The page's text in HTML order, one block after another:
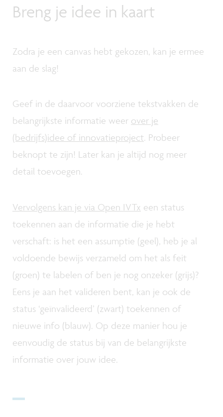
Breng je idee in kaart
Zodra je een canvas hebt gekozen, kan je ermee
aan de slag!
Geef in de daarvoor voorziene tekstvakken de
belangrijkste informatie weer over je
(bedrijfs)idee of innovatieproject. Probeer
beknopt te zijn! Later kan je altijd nog meer
detail toevoegen.
Vervolgens kan je via Open IVTx een status
toekennen aan de informatie die je hebt
verschaft: is het een assumptie (geel), heb je al
voldoende bewijs verzameld om het als feit
(groen) te labelen of ben je nog onzeker (grijs)?
Eens je aan het valideren bent, kan je ook de
status ‘geïnvalideerd’ (zwart) toekennen of
nieuwe info (blauw). Op deze manier hou je
eenvoudig de status bij van de belangrijkste
informatie over jouw idee.